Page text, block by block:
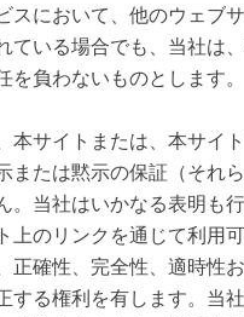
スにおいて、他のウェブ
ている場合でも、当社は
を負わないものとします。
本サイトまたは、本サイ
または黙示の保証（それ
。当社はいかなる表明も
上のリンクを通じて利用
正確性、完全性、適時性
する権利を有します。当